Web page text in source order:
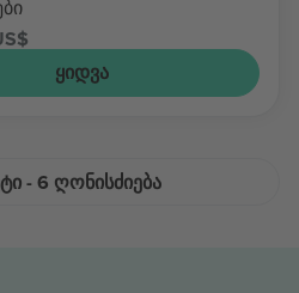
ᲧᲘᲓᲕᲐ
- 6 ᲦᲝᲜᲘᲡᲫᲘᲔᲑᲐ